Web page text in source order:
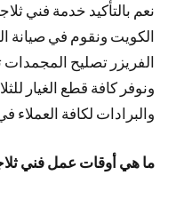
نعم بالتأكيد خدمة فني
الكويت ونقوم في صيانة
الفريزر تصليح المجمدات
ونوفر كافة قطع الغيار
والبرادات لكافة
ما هي أوقات عمل فني